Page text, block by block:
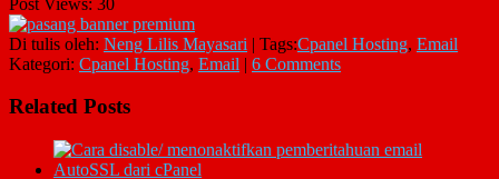
Di tulis oleh: Neng Lilis Mayasari | Tags:Cpanel Hosting, Email
Kategori: Cpanel Hosting, Email | 6 Comments
Related Posts